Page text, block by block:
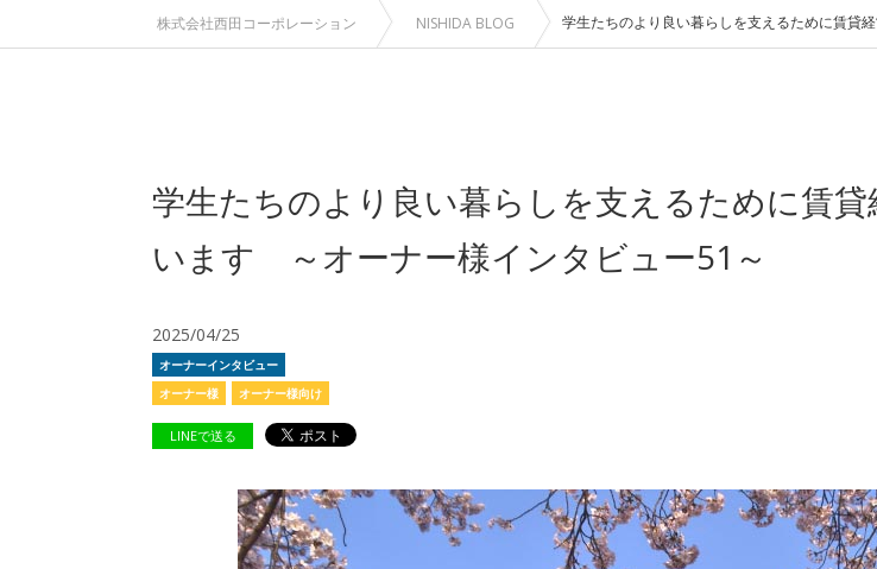
株式会社西田コーポレーション NISHIDA BLOG 学生たちのより良い暮らしを支えるために賃貸
学生たちのより良い暮らしを支えるために賃貸
います ～オーナー様インタビュー51～
2025/04/25
オーナーインタビュー
オーナー様
オーナー様向け
LINEで送る